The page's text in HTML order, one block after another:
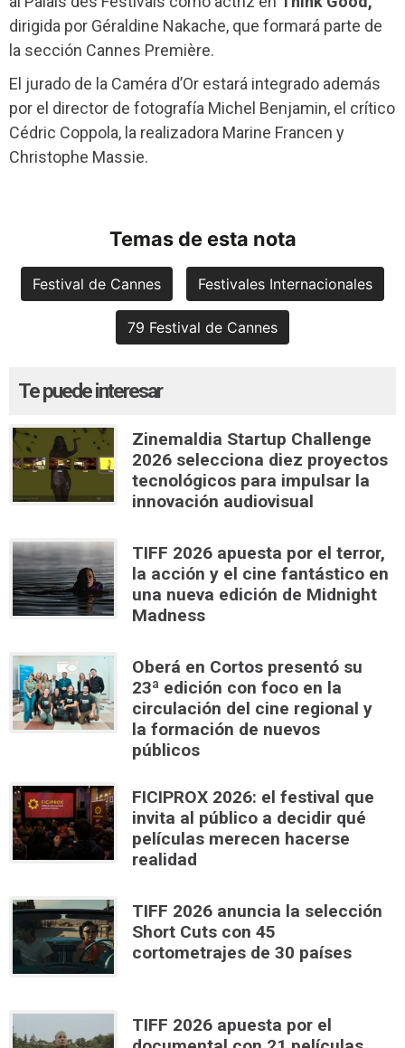
dirigida por Géraldine Nakache, que formará parte de
la sección Cannes Première.
El jurado de la Caméra d’Or estará integrado además
por el director de fotografía Michel Benjamin, el crítico
Cédric Coppola, la realizadora Marine Francen y
Christophe Massie.
Temas de esta nota
Festival de Cannes Festivales Internacionales
79 Festival de Cannes
Te puede interesar
Zinemaldia Startup Challenge
2026 selecciona diez proyectos
tecnológicos para impulsar la
innovación audiovisual
TIFF 2026 apuesta por el terror,
la acción y el cine fantástico en
una nueva edición de Midnight
Madness
Oberá en Cortos presentó su
23ª edición con foco en la
circulación del cine regional y
la formación de nuevos
públicos
FICIPROX 2026: el festival que
invita al público a decidir qué
películas merecen hacerse
realidad
TIFF 2026 anuncia la selección
Short Cuts con 45
cortometrajes de 30 países
TIFF 2026 apuesta por el